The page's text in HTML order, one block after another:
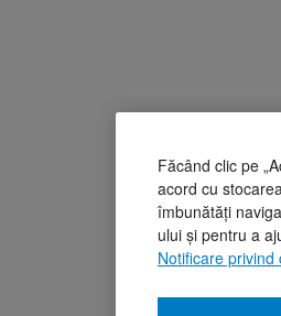
Făcând clic pe
acord cu
îmbunătăți
ului și pentru a
Notificare